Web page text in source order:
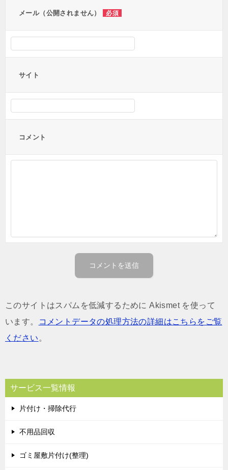
メール（公開されません） 必須
サイト
コメント
このサイトはスパムを低減するために Akismet を使って
います。
コメントデータの処理方法の詳細はこちらをご覧
ください 。
サービス一覧情報
片付け・掃除代行
不用品回収
ゴミ屋敷片付け(整理)